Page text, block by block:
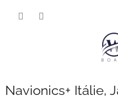
Navionics+ Itálie,